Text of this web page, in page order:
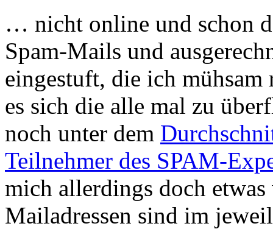
… nicht online und schon
Spam-Mails und
eingestuft, die ich mühsam
es sich die alle mal zu
noch unter dem
Teilnehmer des SPAM-
mich allerdings doch
Mailadressen sind im